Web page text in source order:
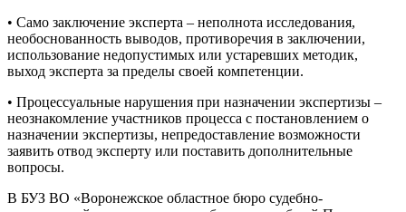
• Само заключение эксперта – неполнота исследования,
необоснованность выводов, противоречия в заключении,
использование недопустимых или устаревших методик,
выход эксперта за пределы своей компетенции.
• Процессуальные нарушения при назначении экспертизы –
неознакомление участников процесса с постановлением о
назначении экспертизы, непредоставление возможности
заявить отвод эксперту или поставить дополнительные
вопросы.
В БУЗ ВО «Воронежское областное бюро судебно-